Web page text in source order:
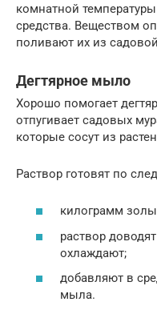
комнатной
средства. Веществом
поливают их из
Дегтярное мыло
Хорошо помогает
отпугивает садовых
которые сосут из
Раствор готовят по
килограмм
раствор
охлаждают;
добавляют в
мыла.